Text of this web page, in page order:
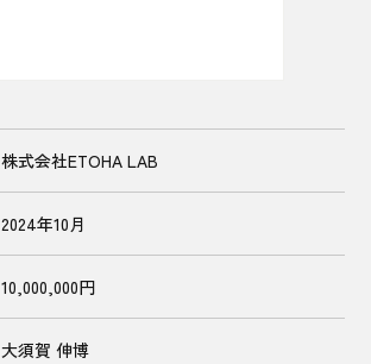
株式会社ETOHA LAB
2024年10月
10,000,000円
大須賀 伸博